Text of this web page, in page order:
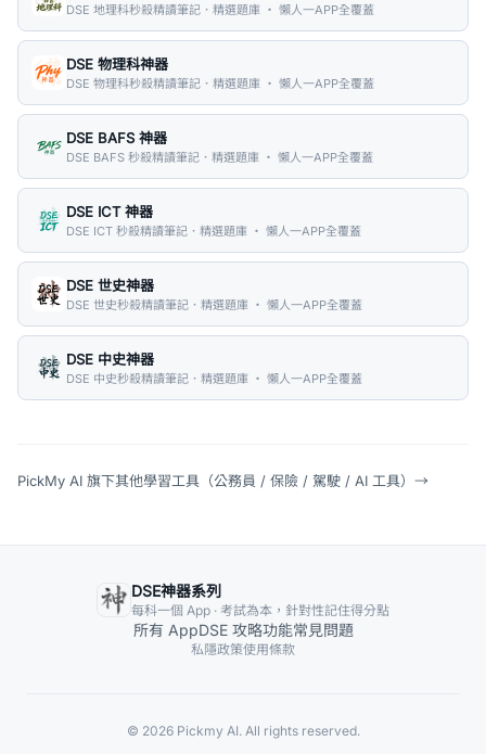
DSE 地理科秒殺精讀筆記．精選題庫 ・ 懶人一APP全覆蓋
DSE 物理科神器
DSE 物理科秒殺精讀筆記．精選題庫 ・ 懶人一APP全覆蓋
DSE BAFS 神器
DSE BAFS 秒殺精讀筆記．精選題庫 ・ 懶人一APP全覆蓋
DSE ICT 神器
DSE ICT 秒殺精讀筆記．精選題庫 ・ 懶人一APP全覆蓋
DSE 世史神器
DSE 世史秒殺精讀筆記．精選題庫 ・ 懶人一APP全覆蓋
DSE 中史神器
DSE 中史秒殺精讀筆記．精選題庫 ・ 懶人一APP全覆蓋
PickMy AI 旗下其他學習工具（公務員 / 保險 / 駕駛 / AI 工具） →
DSE神器系列
每科一個 App · 考試為本，針對性記住得分點
所有 AppDSE 攻略功能常見問題
私隱政策使用條款
© 2026 Pickmy AI. All rights reserved.